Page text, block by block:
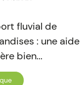
fluvial de
: une aide
bien...